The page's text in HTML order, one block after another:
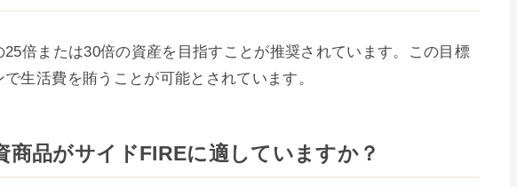
倍または30倍の資産を目指すことが推奨されています。この目標
生活費を賄うことが可能とされています。
商品がサイドFIREに適していますか？